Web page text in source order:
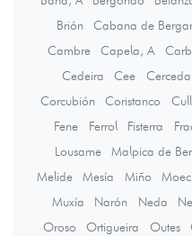
Brión
Cabana de
Cambre
Capela, A
Cedeira
Cee Cerceda
Corcubión
Coristanco
Fene
Ferrol Fisterra
Lousame
Malpica de
Melide
Mesía Miño
Muxía
Narón Neda
Oroso
Ortigueira Outes